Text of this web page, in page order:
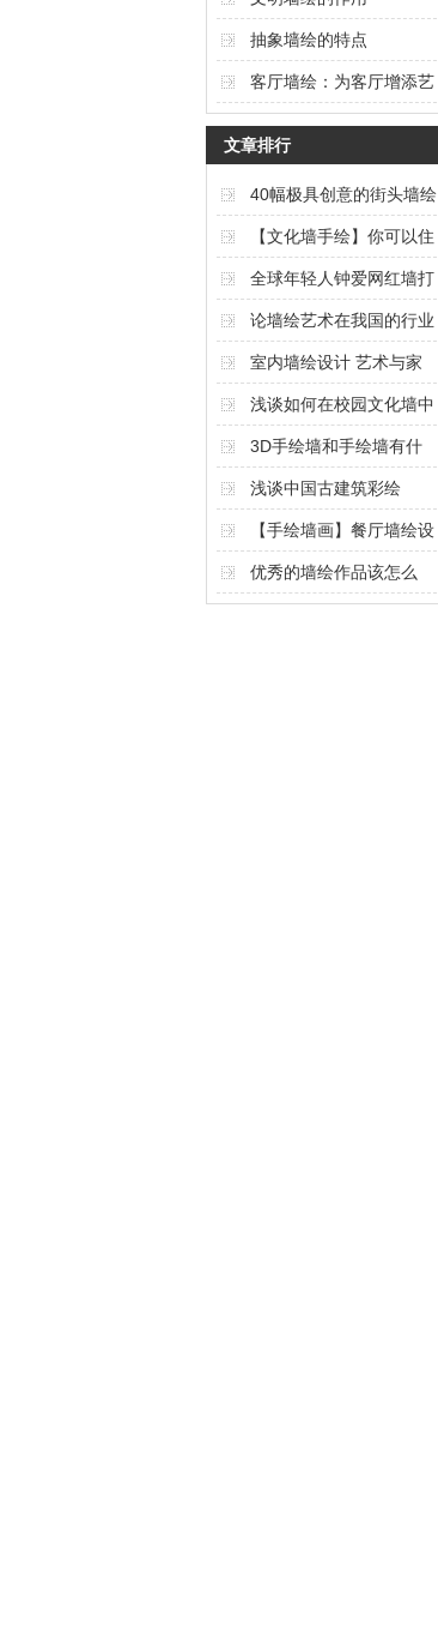
抽象墙绘的特点
客厅墙绘：为客厅增添艺
术氛围的独特选择
文章排行
40幅极具创意的街头墙绘
艺术作品欣赏（上篇）
【文化墙手绘】你可以住
在任何想要的风景里
全球年轻人钟爱网红墙打
卡
论墙绘艺术在我国的行业
现状与发展
室内墙绘设计 艺术与家
居的完美结合
浅谈如何在校园文化墙中
体现校园文化内涵
3D手绘墙和手绘墙有什
么区别
浅谈中国古建筑彩绘
【手绘墙画】餐厅墙绘设
计奥秘
优秀的墙绘作品该怎么